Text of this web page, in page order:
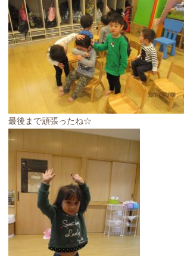
最後まで頑張ったね☆